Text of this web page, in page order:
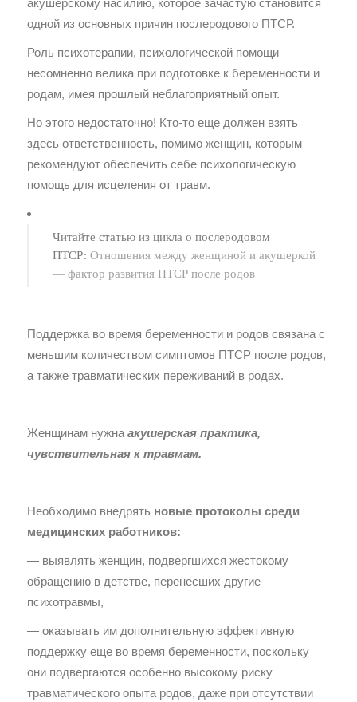
одной из основных причин послеродового ПТСР.
Роль психотерапии, психологической помощи
несомненно велика при подготовке к беременности и
родам, имея прошлый неблагоприятный опыт.
Но этого недостаточно! Кто-то еще должен взять
здесь ответственность, помимо женщин, которым
рекомендуют обеспечить себе психологическую
помощь для исцеления от травм.
Читайте статью из цикла о послеродовом
ПТСР: Отношения между женщиной и акушеркой
— фактор развития ПТСР после родов
Поддержка во время беременности и родов связана с
меньшим количеством симптомов ПТСР после родов,
а также травматических переживаний в родах.
Женщинам нужна акушерская практика,
чувствительная к травмам.
Необходимо внедрять новые протоколы среди
медицинских работников:
— выявлять женщин, подвергшихся жестокому
обращению в детстве, перенесших другие
психотравмы,
— оказывать им дополнительную эффективную
поддержку еще во время беременности, поскольку
они подвергаются особенно высокому риску
травматического опыта родов, даже при отсутствии